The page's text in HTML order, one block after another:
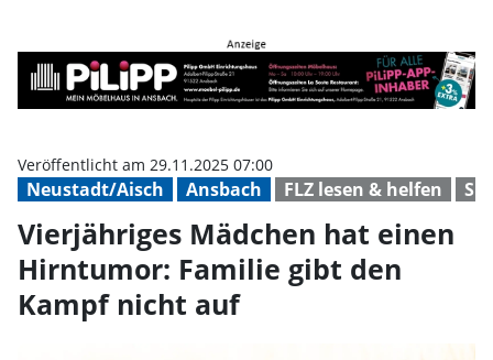
Neustadt/Aisch Ansbach FLZ lesen & helfen
Veröffentlicht am 29.11.2025 07:00
Vierjähriges Mädchen hat einen
Hirntumor: Familie gibt den
Kampf nicht auf